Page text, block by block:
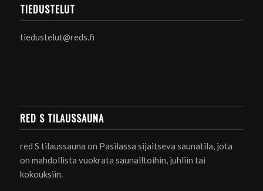
TIEDUSTELUT
tiedustelut@reds.fi
RED S TILAUSSAUNA
red S tilaussauna on Pasilassa sijaitseva saunatila, jota
on mahdollista vuokrata saunailtoihin, juhliin tai
kokouksiin.